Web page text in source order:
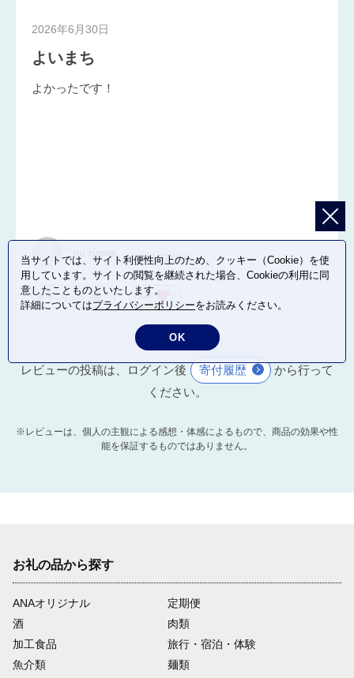
2026年6月30日
よいまち
よかったです！
参考になった 0 Like!
レビューの投稿は、ログイン後 寄付履歴
から行って
ください。
※レビューは、個人の主観による感想・体感によるもので、商品の効果や性
能を保証するものではありません。
お礼の品から探す
ANAオリジナル
定期便
酒
肉類
加工食品
旅行・宿泊・体験
魚介類
麺類
当サイトでは、サイト利便性向上のため、クッキー（Cookie）を使
用しています。サイトの閲覧を継続された場合、Cookieの利用に同
意したことものといたします。
詳細についてはプライバシーポリシーをお読みください。
OK